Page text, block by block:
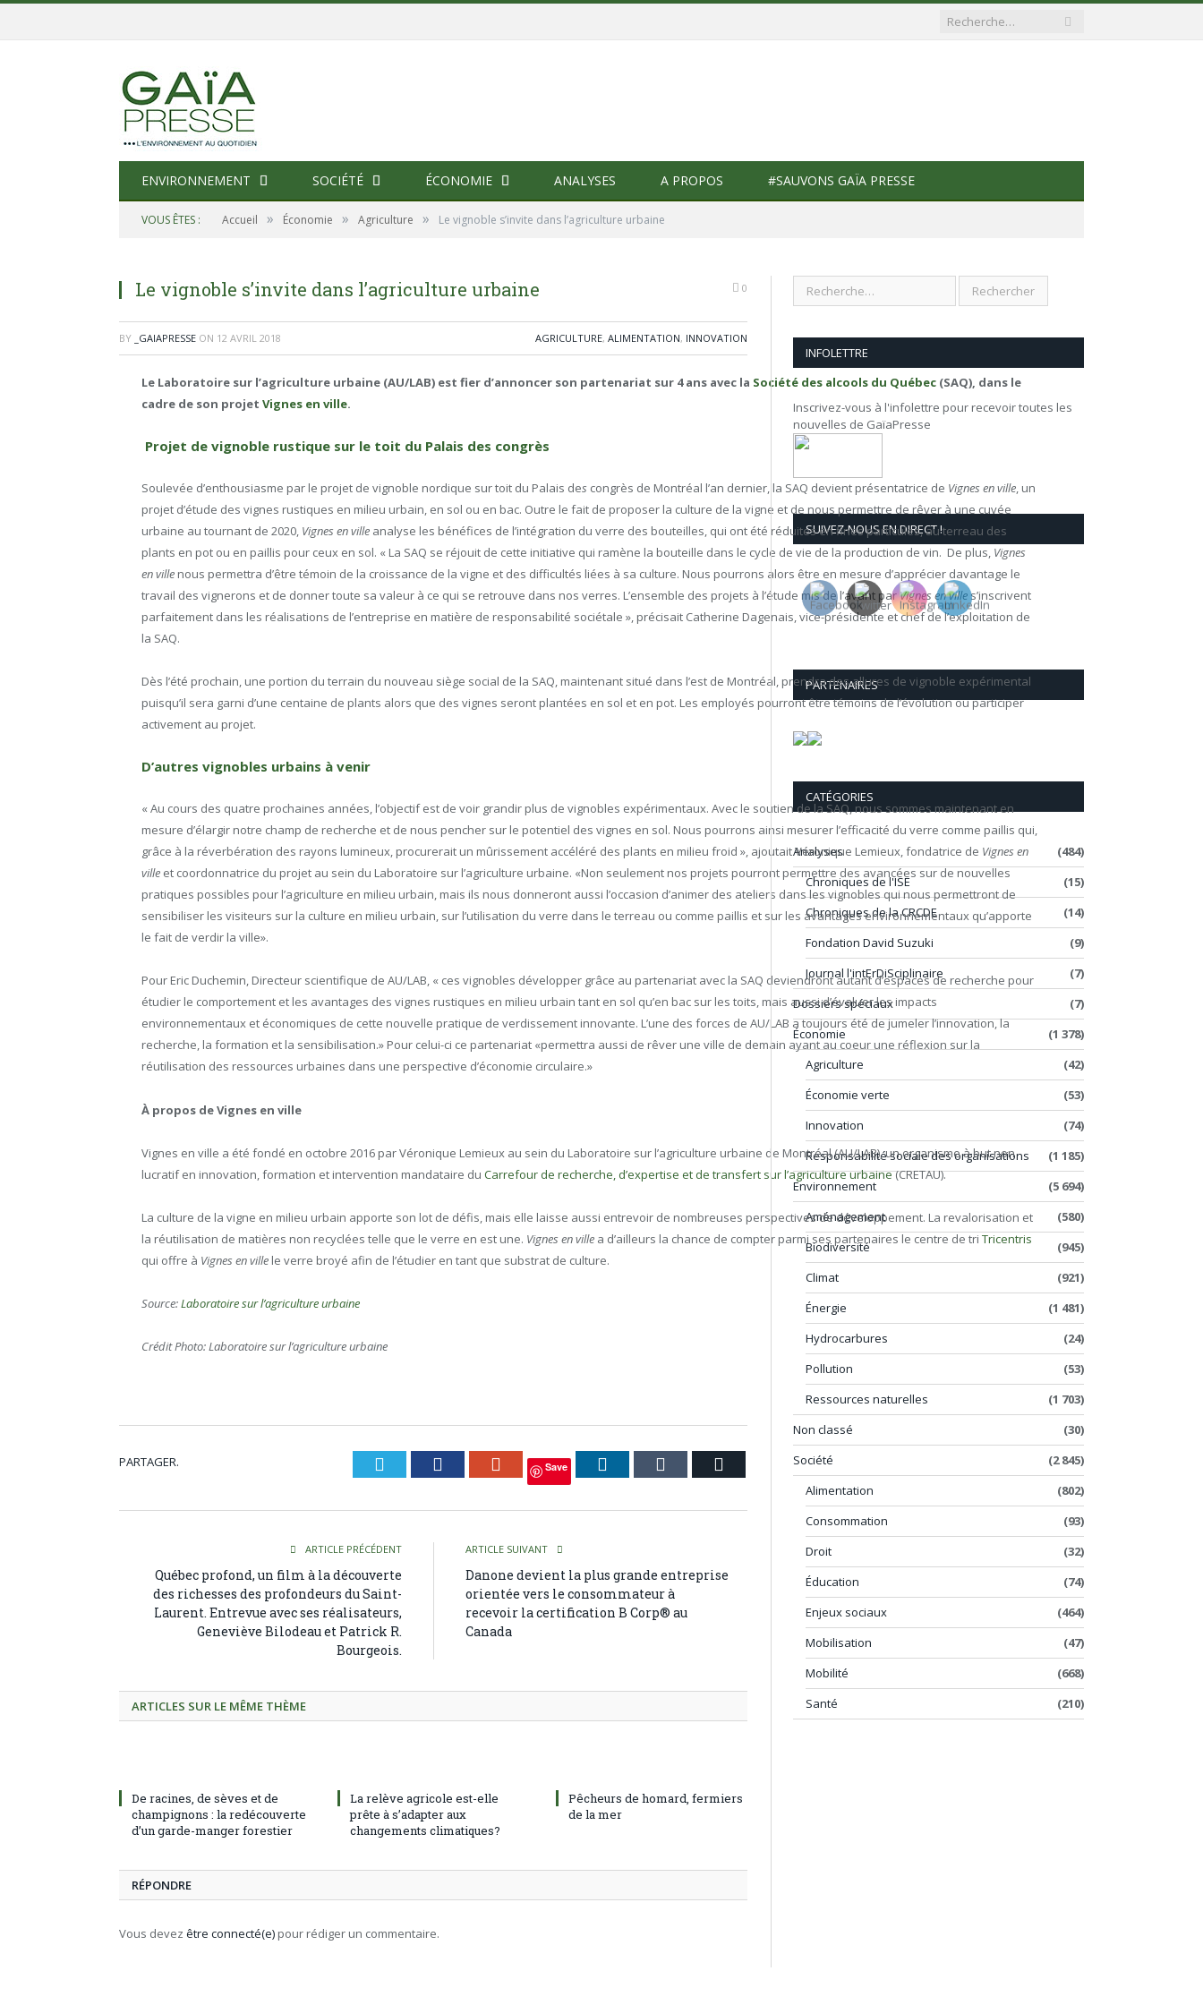
ENVIRONNEMENT SOCIÉTÉ ÉCONOMIE ANALYSES A PROPOS #SAUVONS GAÏA PRESSE
VOUS ÊTES : Accueil » Économie » Agriculture » Le vignoble s’invite dans l’agriculture urbaine
Le vignoble s’invite dans l’agriculture urbaine 0
BY _GAIAPRESSE ON 12 AVRIL 2018 AGRICULTURE, ALIMENTATION, INNOVATION
Le Laboratoire sur l’agriculture urbaine (AU/LAB) est fier d’annoncer son partenariat sur 4 ans avec la Société des alcools du Québec (SAQ), dans le
cadre de son projet Vignes en ville.
Projet de vignoble rustique sur le toit du Palais des congrès
Soulevée d’enthousiasme par le projet de vignoble nordique sur toit du Palais des congrès de Montréal l’an dernier, la SAQ devient présentatrice de Vignes en ville, un
projet d’étude des vignes rustiques en milieu urbain, en sol ou en bac. Outre le fait de proposer la culture de la vigne et de nous permettre de rêver à une cuvée
urbaine au tournant de 2020, Vignes en ville analyse les bénéfices de l’intégration du verre des bouteilles, qui ont été réduites en fines particules, au terreau des
plants en pot ou en paillis pour ceux en sol. « La SAQ se réjouit de cette initiative qui ramène la bouteille dans le cycle de vie de la production de vin. De plus, Vignes
en ville nous permettra d’être témoin de la croissance de la vigne et des difficultés liées à sa culture. Nous pourrons alors être en mesure d’apprécier davantage le
travail des vignerons et de donner toute sa valeur à ce qui se retrouve dans nos verres. L’ensemble des projets à l’étude mis de l’avant parVignes en villes’inscrivent
parfaitement dans les réalisations de l’entreprise en matière de responsabilité sociétale », précisait Catherine Dagenais, vice-présidente et chef de l’exploitation de
la SAQ.
Dès l’été prochain, une portion du terrain du nouveau siège social de la SAQ, maintenant situé dans l’est de Montréal, prendra des allures de vignoble expérimental
puisqu’il sera garni d’une centaine de plants alors que des vignes seront plantées en sol et en pot. Les employés pourront être témoins de l’évolution ou participer
activement au projet.
D’autres vignobles urbains à venir
« Au cours des quatre prochaines années, l’objectif est de voir grandir plus de vignobles expérimentaux. Avec le soutien de la SAQ, nous sommes maintenant en
mesure d’élargir notre champ de recherche et de nous pencher sur le potentiel des vignes en sol. Nous pourrons ainsi mesurer l’efficacité du verre comme paillis qui,
grâce à la réverbération des rayons lumineux, procurerait un mûrissement accéléré des plants en milieu froid », ajoutait Véronique Lemieux, fondatrice de Vignes en
ville et coordonnatrice du projet au sein du Laboratoire sur l’agriculture urbaine. «Non seulement nos projets pourront permettre des avancées sur de nouvelles
pratiques possibles pour l’agriculture en milieu urbain, mais ils nous donneront aussi l’occasion d’animer des ateliers dans les vignobles qui nous permettront de
sensibiliser les visiteurs sur la culture en milieu urbain, sur l’utilisation du verre dans le terreau ou comme paillis et sur les avantages environnementaux qu’apporte
le fait de verdir la ville».
Pour Eric Duchemin, Directeur scientifique de AU/LAB, « ces vignobles développer grâce au partenariat avec la SAQ deviendront autant d’espaces de recherche pour
étudier le comportement et les avantages des vignes rustiques en milieu urbain tant en sol qu’en bac sur les toits, mais aussi d’évaluer les impacts
environnementaux et économiques de cette nouvelle pratique de verdissement innovante. L’une des forces de AU/LAB a toujours été de jumeler l’innovation, la
recherche, la formation et la sensibilisation.» Pour celui-ci ce partenariat «permettra aussi de rêver une ville de demain ayant au coeur une réflexion sur la
réutilisation des ressources urbaines dans une perspective d’économie circulaire.»
À propos de Vignes en ville
Vignes en ville a été fondé en octobre 2016 par Véronique Lemieux au sein du Laboratoire sur l’agriculture urbaine de Montréal (AU/LAB), un organisme à but non
lucratif en innovation, formation et intervention mandataire du Carrefour de recherche, d’expertise et de transfert sur l’agriculture urbaine(CRETAU).
La culture de la vigne en milieu urbain apporte son lot de défis, mais elle laisse aussi entrevoir de nombreuses perspectives de développement. La revalorisation et
la réutilisation de matières non recyclées telle que le verre en est une. Vignes en ville a d’ailleurs la chance de compter parmi ses partenaires le centre de tri Tricentris
qui offre à Vignes en ville le verre broyé afin de l’étudier en tant que substrat de culture.
Source:Laboratoire sur l’agriculture urbaine
Crédit Photo: Laboratoire sur l’agriculture urbaine
PARTAGER. Twitter Facebook Google+
Save LinkedIn Tumblr
ARTICLE PRÉCÉDENT
Québec profond, un film à la découverte
des richesses des profondeurs du Saint-
Laurent. Entrevue avec ses réalisateurs,
Geneviève Bilodeau et Patrick R.
Bourgeois.
ARTICLE SUIVANT
Danone devient la plus grande entreprise
orientée vers le consommateur à
recevoir la certification B Corp® au
Canada
ARTICLES SUR LE MÊME THÈME
De racines, de sèves et de
champignons : la redécouverte
d’un garde-manger forestier
La relève agricole est-elle
prête à s’adapter aux
changements climatiques?
Pêcheurs de homard, fermiers
de la mer
RÉPONDRE
Vous devez être connecté(e) pour rédiger un commentaire.
INFOLETTRE
Inscrivez-vous à l'infolettre pour recevoir toutes les
nouvelles de GaïaPresse
SUIVEZ-NOUS EN DIRECT !
PARTENAIRES
CATÉGORIES
Analyses
(484)
Chroniques de l'ISE
(15)
Chroniques de la CRCDE
(14)
Fondation David Suzuki
(9)
Journal l'intErDiSciplinaire
(7)
Dossiers spéciaux
(7)
Économie
(1 378)
Agriculture
(42)
Économie verte
(53)
Innovation
(74)
Responsabilité sociale des organisations
(1 185)
Environnement
(5 694)
Aménagement
(580)
Biodiversité
(945)
Climat
(921)
Énergie
(1 481)
Hydrocarbures
(24)
Pollution
(53)
Ressources naturelles
(1 703)
Non classé
(30)
Société
(2 845)
Alimentation
(802)
Consommation
(93)
Droit
(32)
Éducation
(74)
Enjeux sociaux
(464)
Mobilisation
(47)
Mobilité
(668)
Santé
(210)